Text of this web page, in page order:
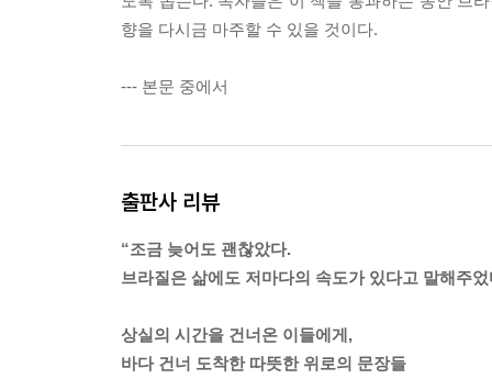
5. 같은 장면 앞에서 서로를 읽다
1. 천천히, 늦어도 괜찮으니까
3. 힘을 덜어낼수록 선명해지는 삶
5. 서두르지 않아도 완성되는 것들
6. 멀리 있어도 우리는 닿아 있다
스며드는 문화 : 나누어지는 온기
1. 아침 카페에서 시작되는 하루
향을 다시금 마주할 수 있을 것이다.
--- 본문 중에서
출판사 리뷰
“조금 늦어도 괜찮았다.
브라질은 삶에도 저마다의 속도가 있다고 말해주었
상실의 시간을 건너온 이들에게,
바다 건너 도착한 따뜻한 위로의 문장들